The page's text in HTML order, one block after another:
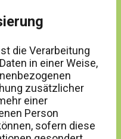
die Verarbeitung
in einer Weise,
zusätzlicher
einer
Person
sofern diese